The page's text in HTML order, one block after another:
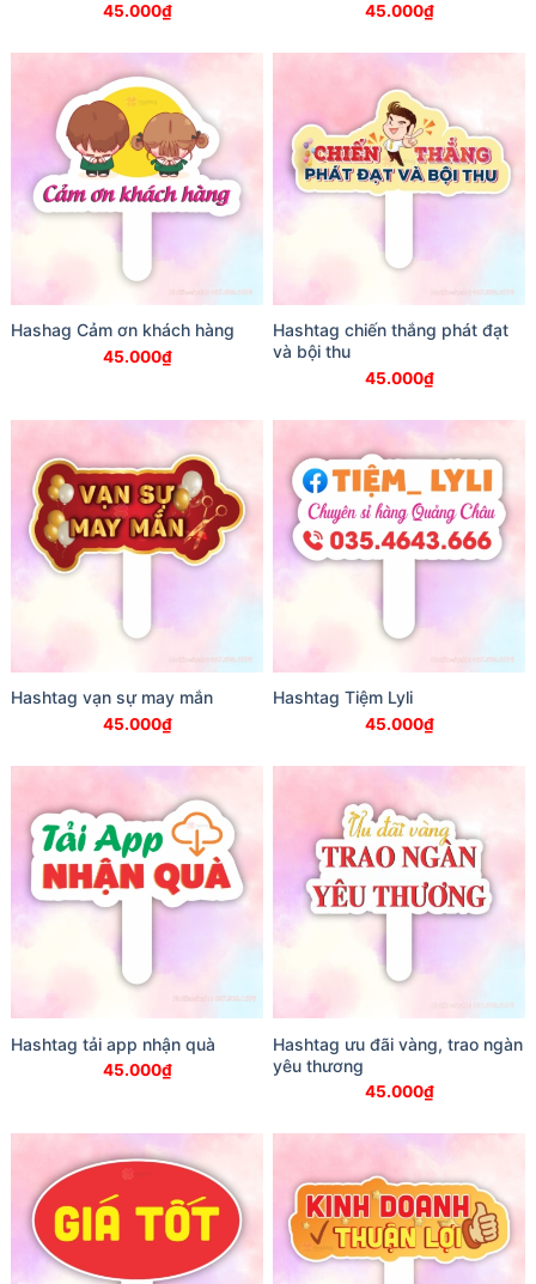
45.000₫ 45.000₫
Hashag Cảm ơn khách hàng
45.000₫
Hashtag chiến thắng phát đạt
và bội thu
45.000₫
Hashtag vạn sự may mắn
45.000₫
Hashtag Tiệm Lyli
45.000₫
Hashtag tải app nhận quà
45.000₫
Hashtag ưu đãi vàng, trao ngàn
yêu thương
45.000₫